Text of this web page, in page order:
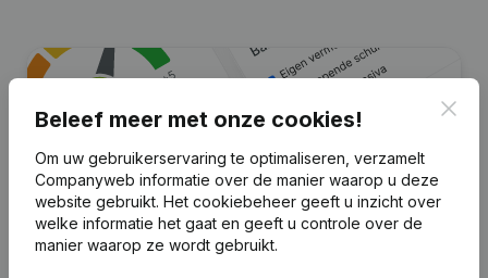
Zoek je meer informatie over dit
Beleef meer met onze cookies!
Om uw gebruikerservaring te optimaliseren, verzamelt
Companyweb informatie over de manier waarop u deze
website gebruikt. Het cookiebeheer geeft u inzicht over
welke informatie het gaat en geeft u controle over de
manier waarop ze wordt gebruikt.